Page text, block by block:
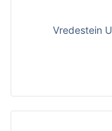
Vredestein